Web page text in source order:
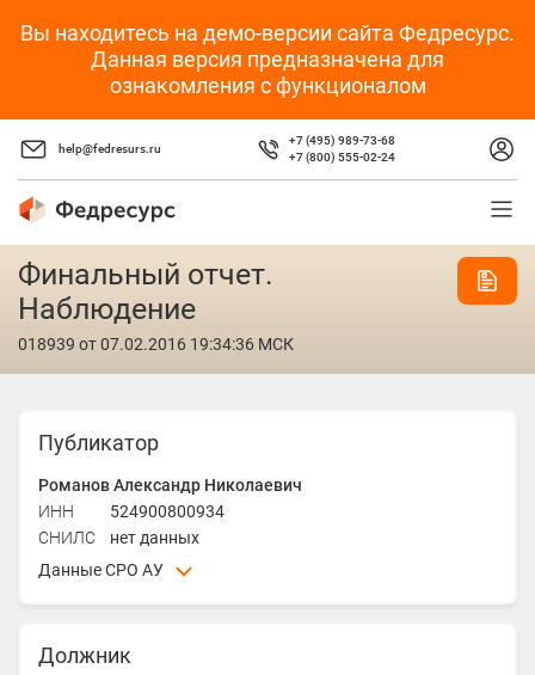
Вы находитесь на демо-версии сайта Федресурс.
Данная версия предназначена для
ознакомления с функционалом
help@fedresurs.ru
+7 (495) 989-73-68
+7 (800) 555-02-24
Финальный отчет.
Наблюдение
018939 от 07.02.2016 19:34:36 МСК
Публикатор
Романов Александр Николаевич
ИНН
524900800934
СНИЛС
нет данных
Данные СРО АУ
ИНН
7727278019
Должник